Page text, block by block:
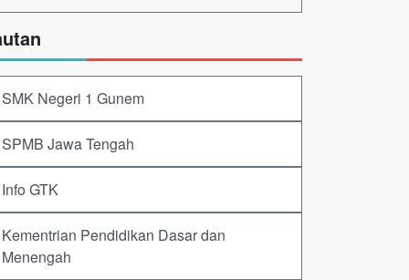
SMK Negeri 1 Gunem
SPMB Jawa Tengah
Info GTK
Kementrian Pendidikan Dasar dan
Menengah